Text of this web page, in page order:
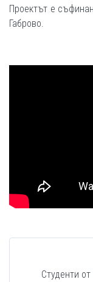
Проектът е
Габрово.
Студенти